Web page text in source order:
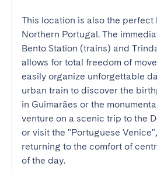
This location is also the
Northern Portugal. The
Bento Station (trains) and
allows for total freedom of
easily organize unforgettable
urban train to discover the
in Guimarães or the
venture on a scenic trip to the
or visit the "Portuguese
returning to the comfort of
of the day.